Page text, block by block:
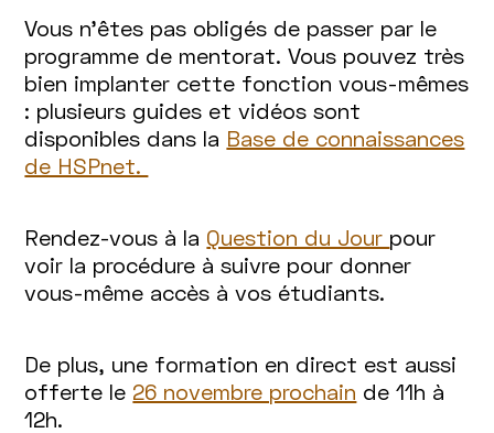
Vous n’êtes pas obligés de passer par le
programme de mentorat. Vous pouvez très
bien implanter cette fonction vous-mêmes
: plusieurs guides et vidéos sont
disponibles dans la Base de connaissances
de HSPnet.
Rendez-vous à la Question du Jour pour
voir la procédure à suivre pour donner
vous-même accès à vos étudiants.
De plus, une formation en direct est aussi
offerte le 26 novembre prochain de 11h à
12h.